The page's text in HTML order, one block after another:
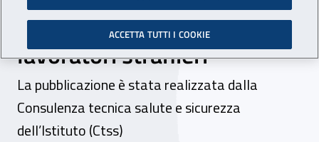
salute e sicurezza per i
lavoratori stranieri
La pubblicazione è stata realizzata dalla
Consulenza tecnica salute e sicurezza
dell’Istituto (Ctss)
ACCETTA TUTTI I COOKIE